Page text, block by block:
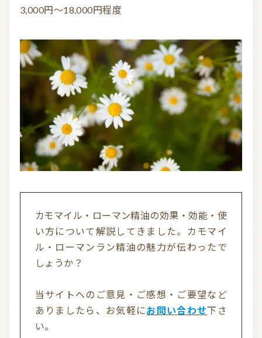
3,000円～18,000円程度
カモマイル・ローマン精油の効果・効能・使
い方について解説してきました。カモマイ
ル・ローマンラン精油の魅力が伝わったで
しょうか？
当サイトへのご意見・ご感想・ご要望など
ありましたら、お気軽にお問い合わせ下さ
い。